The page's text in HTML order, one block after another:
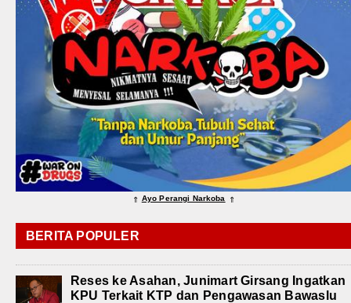
⇑ Ayo Perangi Narkoba ⇑
BERITA POPULER
Reses ke Asahan, Junimart Girsang Ingatkan
KPU Terkait KTP dan Pengawasan Bawaslu